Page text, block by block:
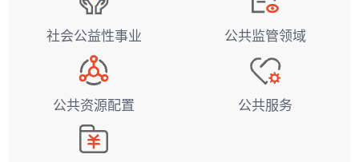
社会公益性事业 公共监管领域
公共资源配置 公共服务